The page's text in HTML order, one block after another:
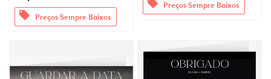
offers Preços Sempre Baixos
offers Preços Sempre Baixos